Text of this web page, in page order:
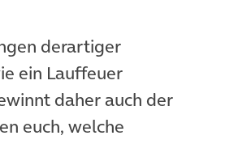
derartiger
ein Lauffeuer
daher auch der
euch, welche